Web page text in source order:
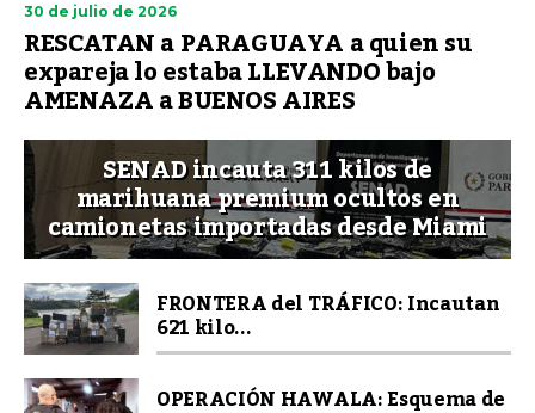
30 de julio de 2026
RESCATAN a PARAGUAYA a quien su
expareja lo estaba LLEVANDO bajo
AMENAZA a BUENOS AIRES
SENAD incauta 311 kilos de
marihuana premium ocultos en
camionetas importadas desde Miami
FRONTERA del TRÁFICO: Incautan
621 kilo...
OPERACIÓN HAWALA: Esquema de